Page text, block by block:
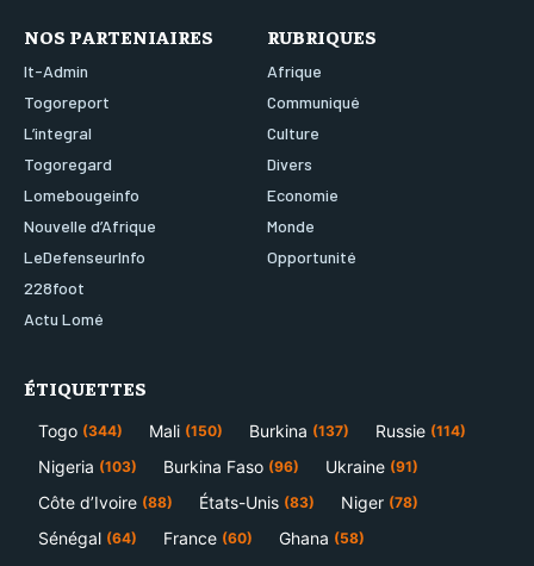
NOS PARTENIAIRES
It-Admin
Togoreport
L’integral
Togoregard
Lomebougeinfo
Nouvelle d’Afrique
LeDefenseurInfo
228foot
Actu Lomé
RUBRIQUES
Afrique
Communiqué
Culture
Divers
Economie
Monde
Opportunité
ÉTIQUETTES
Togo (344) Mali (150) Burkina (137) Russie (114)
Nigeria (103) Burkina Faso (96) Ukraine (91)
Côte d’Ivoire (88) États-Unis (83) Niger (78)
Sénégal (64) France (60) Ghana (58)